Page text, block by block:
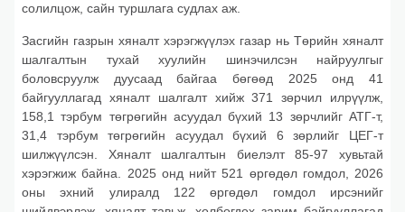
солилцож, сайн туршлага судлах аж.
Засгийн газрын хяналт хэрэгжүүлэх газар нь Төрийн хяналт
шалгалтын тухай хуулийн шинэчилсэн найруулгыг
боловсруулж дуусаад байгаа бөгөөд 2025 онд 41
байгууллагад хяналт шалгалт хийж 371 зөрчил илрүүлж,
158,1 тэрбум төгрөгийн асуудал бүхий 13 зөрчлийг АТГ-т,
31,4 тэрбум төгрөгийн асуудал бүхий 6 зөрлийг ЦЕГ-т
шилжүүлсэн. Хяналт шалгалтын биелэлт 85-97 хувьтай
хэрэгжиж байна. 2025 онд нийт 521 өргөдөл гомдол, 2026
оны эхний улиралд 122 өргөдөл гомдол ирсэнийг